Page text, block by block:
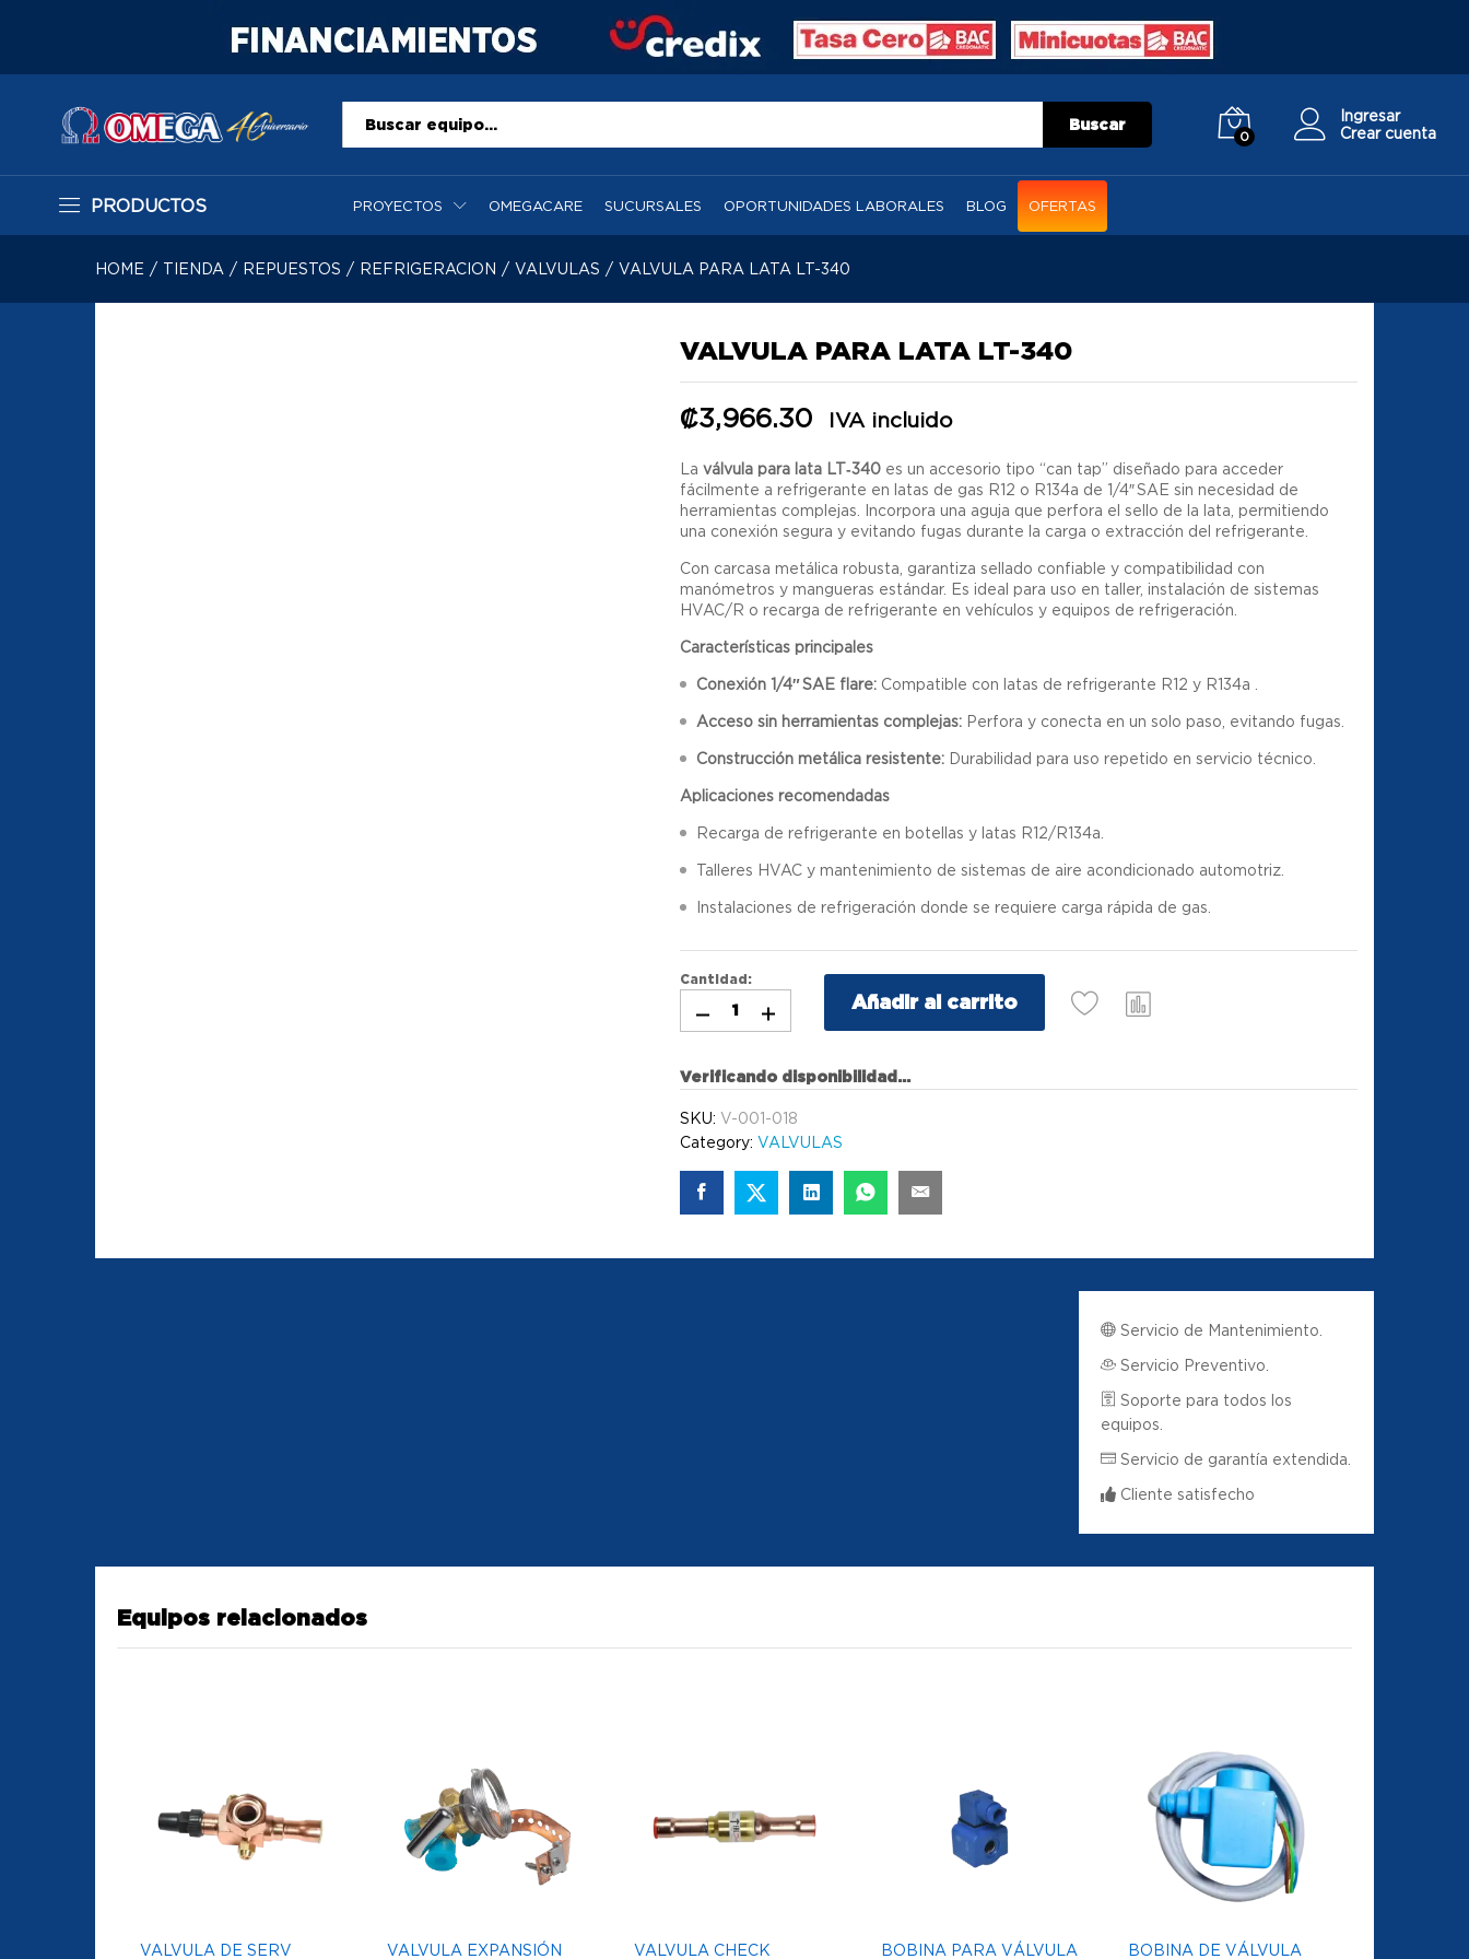
Todo Buscar
0
Ingresar
Crear cuenta
PRODUCTOS PROYECTOS OMEGACARE SUCURSALES OPORTUNIDADES LABORALES BLOG OFERTAS
HOME / TIENDA / REPUESTOS / REFRIGERACION / VALVULAS / VALVULA PARA LATA LT-340
VALVULA PARA LATA LT-340
₡3,966.30 IVA incluido
Laválvula para lata LT‑340 es un accesorio tipo “can tap” diseñado para acceder
fácilmente a refrigerante en latas de gas R12 o R134a de 1/4″ SAE sin necesidad de
herramientas complejas. Incorpora una aguja que perfora el sello de la lata, permitiendo
una conexión segura y evitando fugas durante la carga o extracción del refrigerante
Con carcasa metálica robusta, garantiza sellado confiable y compatibilidad con
manómetros y mangueras estándar. Es ideal para uso en taller, instalación de sistemas
HVAC/R o recarga de refrigerante en vehículos y equipos de refrigeración.
Características principales
Conexión 1/4″ SAE flare: Compatible con latas de refrigerante R12 y R134a
Acceso sin herramientas complejas: Perfora y conecta en un solo paso, evitando fugas.
Construcción metálica resistente: Durabilidad para uso repetido en servicio técnico.
Aplicaciones recomendadas
Recarga de refrigerante en botellas y latas R12/R134a.
Talleres HVAC y mantenimiento de sistemas de aire acondicionado automotriz.
Instalaciones de refrigeración donde se requiere carga rápida de gas.
Cantidad:
Añadir al carrito
Verificando disponibilidad...
SKU:V-001-018
Category:VALVULAS
Servicio de Mantenimiento.
Servicio Preventivo.
Soporte para todos los
equipos.
Servicio de garantía extendida.
Cliente satisfecho
Equipos relacionados
VALVULA DE SERV
VALVULA EXPANSIÓN
VALVULA CHECK
BOBINA PARA VÁLVULA
BOBINA DE VÁLVULA